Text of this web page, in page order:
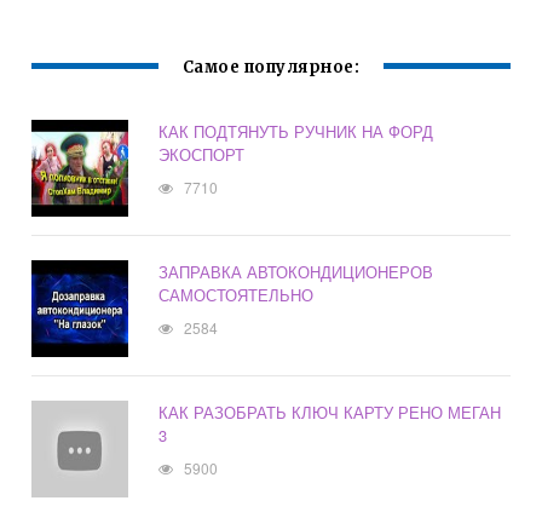
Самое популярное:
КАК ПОДТЯНУТЬ РУЧНИК НА ФОРД
ЭКОСПОРТ
7710
ЗАПРАВКА АВТОКОНДИЦИОНЕРОВ
САМОСТОЯТЕЛЬНО
2584
КАК РАЗОБРАТЬ КЛЮЧ КАРТУ РЕНО МЕГАН
3
5900